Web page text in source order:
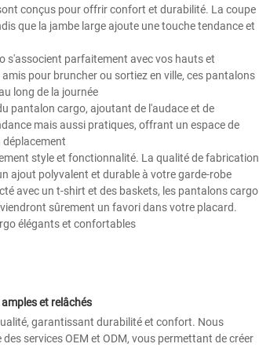
conçus pour offrir confort et durabilité. La coupe
que la jambe large ajoute une touche tendance et
s'associent parfaitement avec vos hauts et
pour bruncher ou sortiez en ville, ces pantalons
long de la journée
pantalon cargo, ajoutant de l'audace et de
mais aussi pratiques, offrant un espace de
déplacement
style et fonctionnalité. La qualité de fabrication
ajout polyvalent et durable à votre garde-robe
avec un t-shirt et des baskets, les pantalons cargo
sûrement un favori dans votre placard.
élégants et confortables
et relâchés
garantissant durabilité et confort. Nous
services OEM et ODM, vous permettant de créer